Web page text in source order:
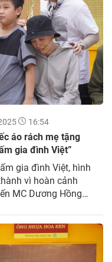
16:54
áo rách mẹ tặng
gia đình Việt”
gia đình Việt, hình
vì hoàn cảnh
MC Dương Hồng
thương sọ não, mẹ